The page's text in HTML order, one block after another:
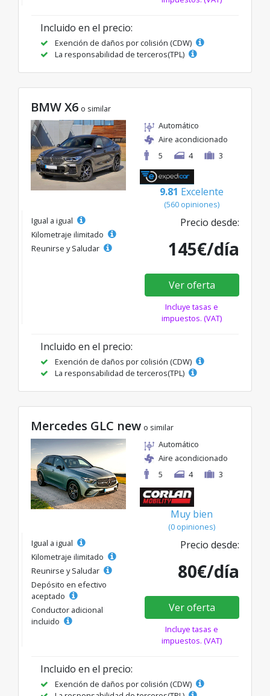
Incluido en el precio:
Exención de daños por colisión (CDW)
La responsabilidad de terceros(TPL)
BMW X6 o similar
Automático
Aire acondicionado
5
4 3
9.81 Excelente
(560 opiniones)
Igual a igual
Kilometraje ilimitado
Reunirse y Saludar
Precio desde:
145€/día
Ver oferta
Incluye tasas e
impuestos. (VAT)
Incluido en el precio:
Exención de daños por colisión (CDW)
La responsabilidad de terceros(TPL)
Mercedes GLC new o similar
Automático
Aire acondicionado
5
4 3
Muy bien
(0 opiniones)
Igual a igual
Kilometraje ilimitado
Reunirse y Saludar
Depósito en efectivo
aceptado
Conductor adicional
incluido
Precio desde:
80€/día
Ver oferta
Incluye tasas e
impuestos. (VAT)
Incluido en el precio:
Exención de daños por colisión (CDW)